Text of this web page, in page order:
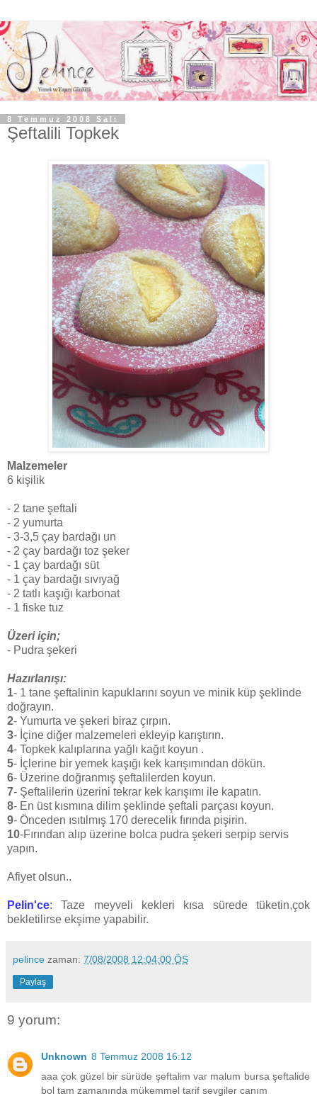
8 Temmuz 2008 Salı
Şeftalili Topkek
Malzemeler
6 kişilik
- 2 tane şeftali
- 2 yumurta
- 3-3,5 çay bardağı un
- 2 çay bardağı toz şeker
- 1 çay bardağı süt
- 1 çay bardağı sıvıyağ
- 2 tatlı kaşığı karbonat
- 1 fiske tuz
Üzeri için;
- Pudra şekeri
Hazırlanışı:
1- 1 tane şeftalinin kapuklarını soyun ve minik küp şeklinde
doğrayın.
2- Yumurta ve şekeri biraz çırpın.
3- İçine diğer malzemeleri ekleyip karıştırın.
4- Topkek kalıplarına yağlı kağıt koyun .
5- İçlerine bir yemek kaşığı kek karışımından dökün.
6- Üzerine doğranmış şeftalilerden koyun.
7- Şeftalilerin üzerini tekrar kek karışımı ile kapatın.
8- En üst kısmına dilim şeklinde şeftali parçası koyun.
9- Önceden ısıtılmış 170 derecelik fırında pişirin.
10-Fırından alıp üzerine bolca pudra şekeri serpip servis
yapın.
Afiyet olsun..
Pelin'ce: Taze meyveli kekleri kısa sürede tüketin,çok
bekletilirse ekşime yapabilir.
pelince zaman: 7/08/2008 12:04:00 ÖS
Paylaş
9 yorum:
Unknown 8 Temmuz 2008 16:12
aaa çok güzel bir sürüde şeftalim var malum bursa şeftalide
bol tam zamanında mükemmel tarif sevgiler canım